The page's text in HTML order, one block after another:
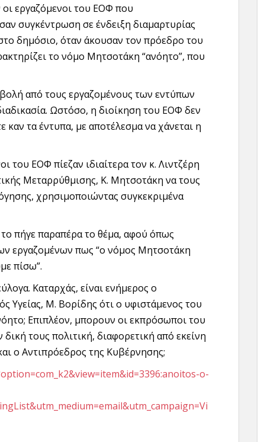
εργαζόμενοι του ΕΟΦ που
συγκέντρωση σε ένδειξη διαμαρτυρίας
δημόσιο, όταν άκουσαν τον πρόεδρο του
το νόμο Μητσοτάκη “ανόητο”, που
από τους εργαζομένους των εντύπων
Ωστόσο, η διοίκηση του ΕΟΦ δεν
καν τα έντυπα, με αποτέλεσμα να χάνεται η
του ΕΟΦ πίεζαν ιδιαίτερα τον κ. Λιντζέρη
Μεταρρύθμισης, Κ. Μητσοτάκη να τους
χρησιμοποιώντας συγκεκριμένα
πήγε παραπέρα το θέμα, αφού όπως
εργαζομένων πως “ο νόμος Μητσοτάκη
πίσω”.
Καταρχάς, είναι ενήμερος ο
Υγείας, Μ. Βορίδης ότι ο υφιστάμενος του
Επιπλέον, μπορουν οι εκπρόσωποι του
τους πολιτική, διαφορετική από εκείνη
ο Αντιπρόεδρος της Κυβέρνησης;
o-